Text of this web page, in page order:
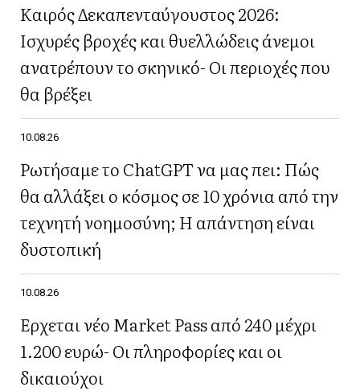
Καιρός Δεκαπενταύγουστος 2026:
Ισχυρές βροχές και θυελλώδεις άνεμοι
ανατρέπουν το σκηνικό- Οι περιοχές που
θα βρέξει
10.08.26
Ρωτήσαμε το ChatGPT να μας πει: Πώς
θα αλλάξει ο κόσμος σε 10 χρόνια από την
τεχνητή νοημοσύνη; Η απάντηση είναι
δυστοπική
10.08.26
Έρχεται νέο Market Pass από 240 μέχρι
1.200 ευρώ- Οι πληροφορίες και οι
δικαιούχοι